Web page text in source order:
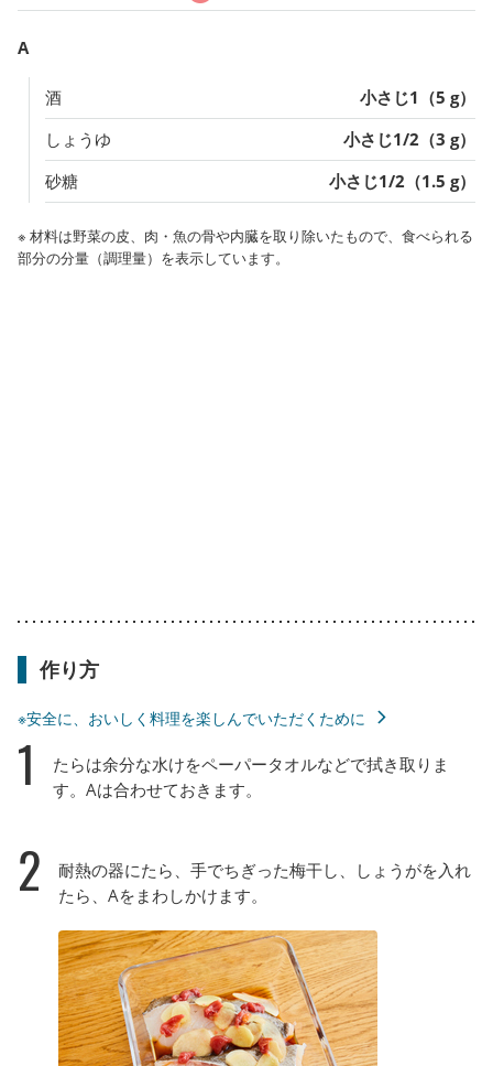
A
酒
小さじ1（5 g）
しょうゆ
小さじ1/2（3 g）
砂糖
小さじ1/2（1.5 g）
※ 材料は野菜の皮、肉・魚の骨や内臓を取り除いたもので、食べられる
部分の分量（調理量）を表示しています。
作り方
※安全に、おいしく料理を楽しんでいただくために
1
たらは余分な水けをペーパータオルなどで拭き取りま
す。Aは合わせておきます。
2
耐熱の器にたら、手でちぎった梅干し、しょうがを入れ
たら、Aをまわしかけます。